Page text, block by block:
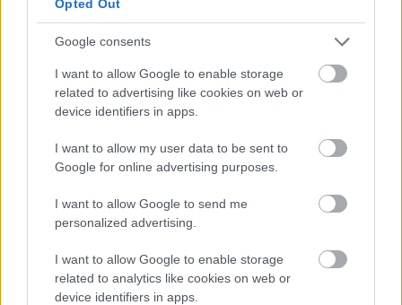
Opted Out
Google consents
I want to allow Google to enable storage
related to advertising like cookies on web or
device identifiers in apps.
I want to allow my user data to be sent to
Google for online advertising purposes.
I want to allow Google to send me
personalized advertising.
I want to allow Google to enable storage
related to analytics like cookies on web or
device identifiers in apps.
Cuexcomate, Városi Panteon, majd
elköszönés Pueblától